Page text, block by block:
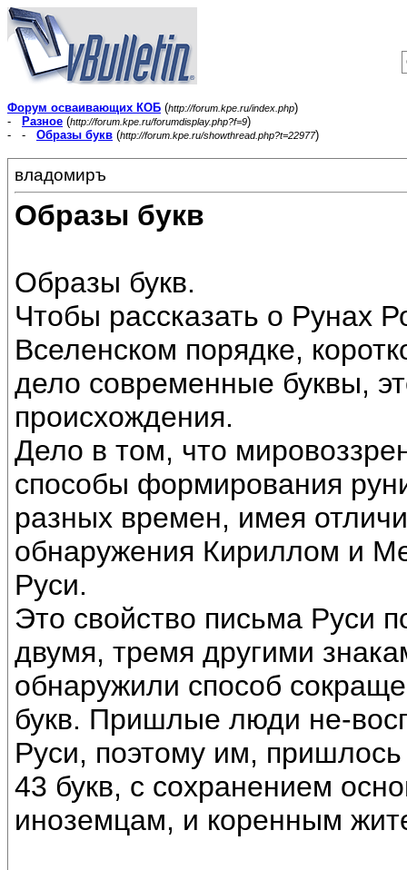
Форум осваивающих КОБ (http://forum.kpe.ru/index.php)
-
Разное (http://forum.kpe.ru/forumdisplay.php?f=9)
- - Образы букв (http://forum.kpe.ru/showthread.php?t=22977)
владомиръ
Образы букв
Образы букв.
Чтобы рассказать о Рунах
Вселенском порядке,
дело современные буквы,
происхождения.
Дело в том, что
способы формирования
разных времен, имея
обнаружения Кириллом и
Руси.
Это свойство письма Руси
двумя, тремя другими
обнаружили способ
букв. Пришлые люди не-
Руси, поэтому им,
43 букв, с сохранением
иноземцам, и коренным